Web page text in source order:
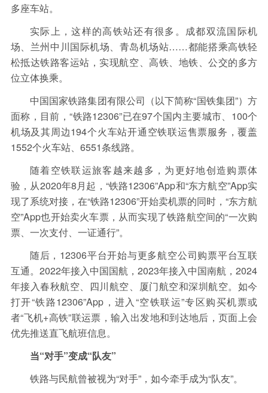
多座车站。
实际上，这样的高铁站还有很多。成都双流国际机
场、兰州中川国际机场、青岛机场站……都能搭乘高铁轻
松抵达铁路客运站，实现航空、高铁、地铁、公交的多方
位立体换乘。
中国国家铁路集团有限公司（以下简称“国铁集团”）方
面称，目前，“铁路12306”已在97个国内主要城市、100个
机场及其周边194个火车站开通空铁联运售票服务，覆盖
1552个火车站、6551条线路。
随着空铁联运旅客越来越多，为更好地创造购票体
验，从2020年8月起，“铁路12306”App和“东方航空”App实
现了系统对接，在“铁路12306”开始卖机票的同时，“东方航
空”App也开始卖火车票，从而实现了铁路航空间的“一次购
票、一次支付、一证通行”。
随后，12306平台开始与更多航空公司购票平台互联
互通。2022年接入中国国航，2023年接入中国南航，2024
年接入春秋航空、四川航空、厦门航空和深圳航空。如今
打开“铁路12306”App，进入“空铁联运”专区购买机票或
者“飞机+高铁”联运票，输入出发地和到达地后，页面上会
优先推送直飞航班信息。
当“对手”变成“队友”
铁路与民航曾被视为“对手”，如今牵手成为“队友”。